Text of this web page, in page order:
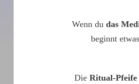
Wenn du das
beginnt
Die Ritual-Pfeife